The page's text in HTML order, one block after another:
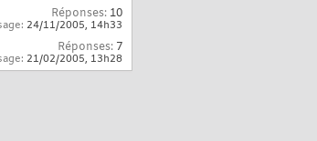
Réponses: 10
24/11/2005, 14h33
Réponses: 7
21/02/2005, 13h28